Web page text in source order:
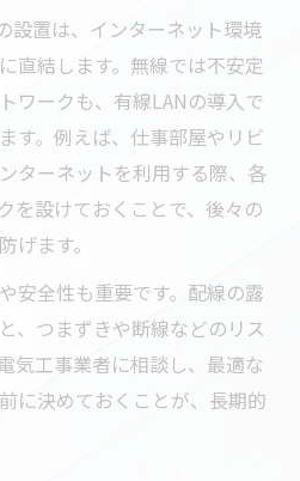
設置は、インターネット環境
直結します。無線では不安定
ワークも、有線LANの導入で
す。例えば、仕事部屋やリビ
ターネットを利用する際、各
を設けておくことで、後々の
げます。
安全性も重要です。配線の露
、つまずきや断線などのリス
気工事業者に相談し、最適な
に決めておくことが、長期的